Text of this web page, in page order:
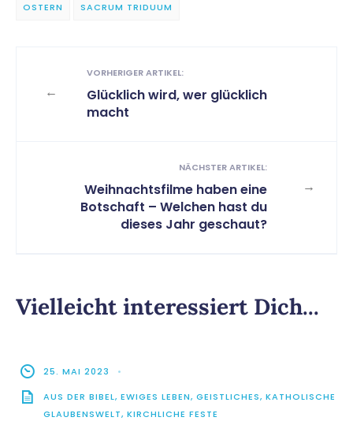
OSTERN SACRUM TRIDUUM
←
VORHERIGER ARTIKEL:
Glücklich wird, wer glücklich
macht
→
NÄCHSTER ARTIKEL:
Weihnachtsfilme haben eine
Botschaft – Welchen hast du
dieses Jahr geschaut?
Vielleicht interessiert Dich...
25. MAI 2023
•
AUS DER BIBEL, EWIGES LEBEN, GEISTLICHES, KATHOLISCHE
GLAUBENSWELT, KIRCHLICHE FESTE